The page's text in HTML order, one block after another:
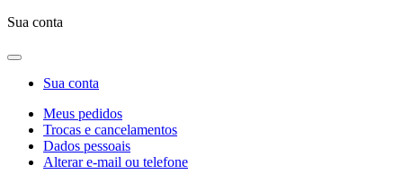
Sua conta
Sua conta
Meus pedidos
Trocas e cancelamentos
Dados pessoais
Alterar e-mail ou telefone